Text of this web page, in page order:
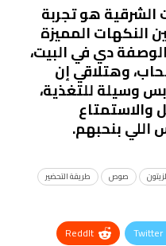
الشرقية هو تجربة
النكهات المميزة
دي في البيت،
وهتلاقي إن
وسيلة للتغذية،
والاستمتاع
اللي بنحبهم.
صوص
طريقة التحضير
Twitter
ReddIt